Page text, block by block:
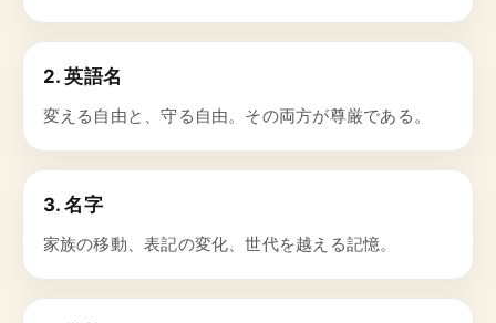
2. 英語名
変える自由と、守る自由。その両方が尊厳である。
3. 名字
家族の移動、表記の変化、世代を越える記憶。